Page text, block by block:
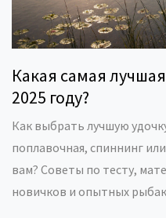
Какая самая
2025 году?
Как выбрать лучшую
поплавочная, спиннинг
вам? Советы по тесту,
новичков и опытных